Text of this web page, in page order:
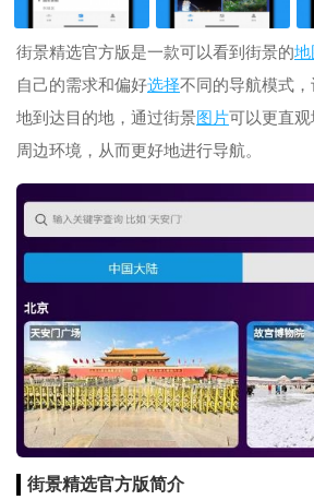
街景精选官方版是一款可以看到街景的地
自己的需求和偏好选择不同的导航模式
地到达目的地，通过街景图片可以更直
周边环境，从而更好地进行导航。
街景精选官方版简介